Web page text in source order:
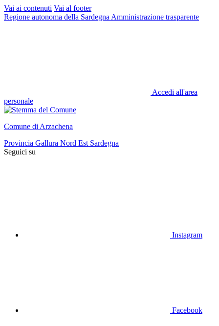
Vai ai contenuti Vai al footer
Regione autonoma della Sardegna Amministrazione trasparente
Accedi all'area
personale
Comune di Arzachena
Provincia Gallura Nord Est Sardegna
Seguici su
Instagram
Facebook